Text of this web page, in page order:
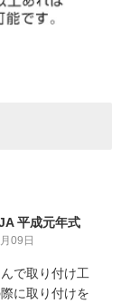
平成元年式
09日
で取り付け工
に取り付けを